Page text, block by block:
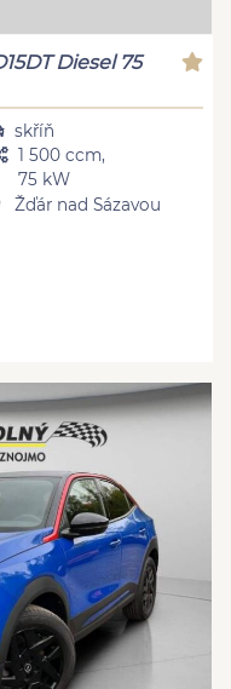
Diesel 75
skříň
1 500 ccm,
75 kW
Žďár nad Sázavou